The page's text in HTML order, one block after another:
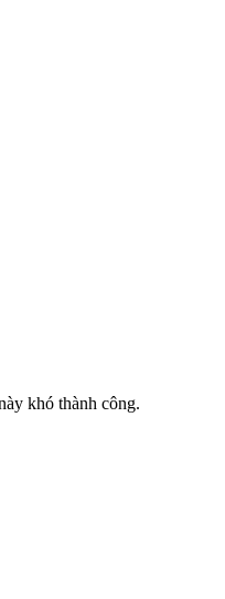
khó thành công.